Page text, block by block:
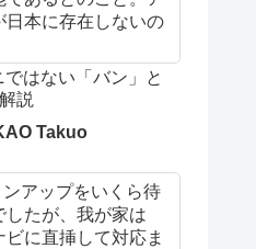
日本に存在しないの
はない「バン」と
説
Takuo
アップをいくら待
したが、我が家は
に直挿して対応ま